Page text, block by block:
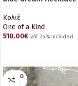
Κολιέ
One of a Kind
510.00€ VAT 24% Included
SOLD O
UT